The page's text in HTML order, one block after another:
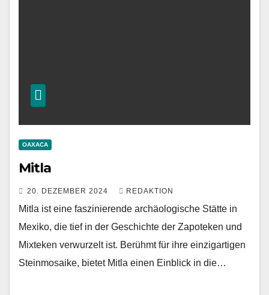
OAXACA
Mitla
20. DEZEMBER 2024 REDAKTION
Mitla ist eine faszinierende archäologische Stätte in
Mexiko, die tief in der Geschichte der Zapoteken und
Mixteken verwurzelt ist. Berühmt für ihre einzigartigen
Steinmosaike, bietet Mitla einen Einblick in die…